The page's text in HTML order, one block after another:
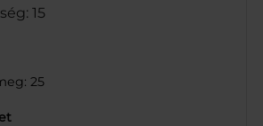
15
25